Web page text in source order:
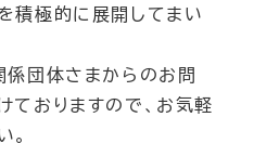
積極的に展開してまい
係団体さまからのお問
ておりますので、お気軽